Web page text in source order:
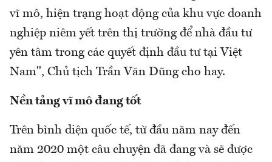
vĩ mô, hiện trạng hoạt động của khu vực doanh
nghiệp niêm yết trên thị trường để nhà đầu tư
yên tâm trong các quyết định đầu tư tại Việt
Nam", Chủ tịch Trần Văn Dũng cho hay.
Nền tảng vĩ mô đang tốt
Trên bình diện quốc tế, từ đầu năm nay đến
năm 2020 một câu chuyện đã đang và sẽ được